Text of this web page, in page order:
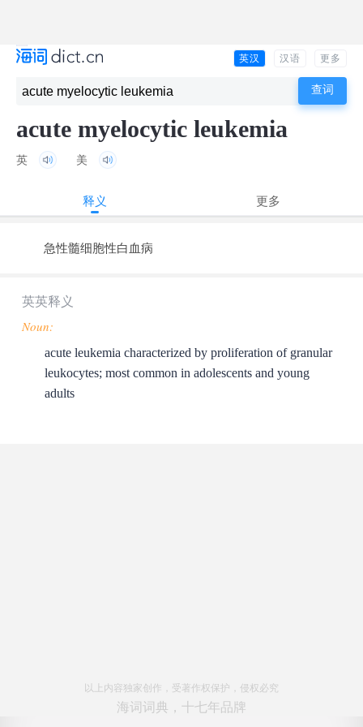
英汉 汉语 更多
acute myelocytic leukemia
英 美
释义 更多
急性髓细胞性白血病
英英释义
Noun:
acute leukemia characterized by proliferation of granular
leukocytes; most common in adolescents and young
adults
以上内容独家创作，受著作权保护，侵权必究
海词词典，十七年品牌